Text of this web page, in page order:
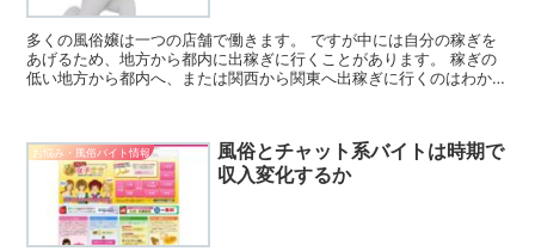
多くの風俗嬢は一つの店舗で働きます。 ですが中には自分の稼ぎを
あげるため、地方から都内に出稼ぎに行くことがあります。 稼ぎの
低い地方から都内へ、または関西から関東へ出稼ぎに行くのはわかり
お悩み・風俗バイト情報
風俗とチャット系バイトは時期で
収入変化するか